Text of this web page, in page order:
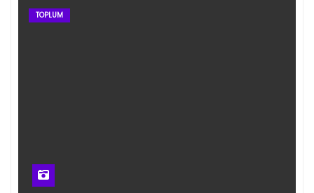
TOPLUM